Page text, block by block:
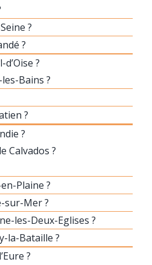
?
?
?
Bains ?
?
?
Calvados ?
Plaine ?
sur-Mer ?
les-Deux-Eglises ?
la-Bataille ?
?